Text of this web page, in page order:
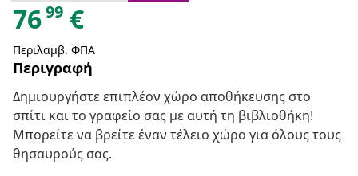
7699 €
Περιλαμβ. ΦΠΑ
Περιγραφή
Δημιουργήστε επιπλέον χώρο αποθήκευσης στο
σπίτι και το γραφείο σας με αυτή τη βιβλιοθήκη!
Μπορείτε να βρείτε έναν τέλειο χώρο για όλους τους
θησαυρούς σας.